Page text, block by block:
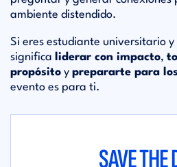
ambiente distendido.
Si eres estudiante universitario
significa liderar con impacto,
propósito y prepararte para
evento es para ti.
SAVE THE